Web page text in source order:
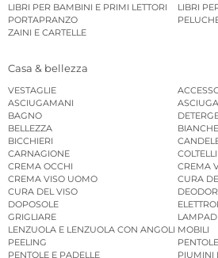
LIBRI PER BAMBINI E PRIMI LETTORI
LIBRI
PORTAPRANZO
ZAINI E CARTELLE
Casa & bellezza
VESTAGLIE
ASCIUGAMANI
BAGNO
BELLEZZA
BICCHIERI
CARNAGIONE
COLTELLI
CREMA OCCHI
CREMA
CREMA VISO UOMO
CURA
CURA DEL VISO
DOPOSOLE
GRIGLIARE
LENZUOLA E LENZUOLA CON ANGOLI MOBILI
PEELING
PENTOLE
PENTOLE E PADELLE
PIUMINI